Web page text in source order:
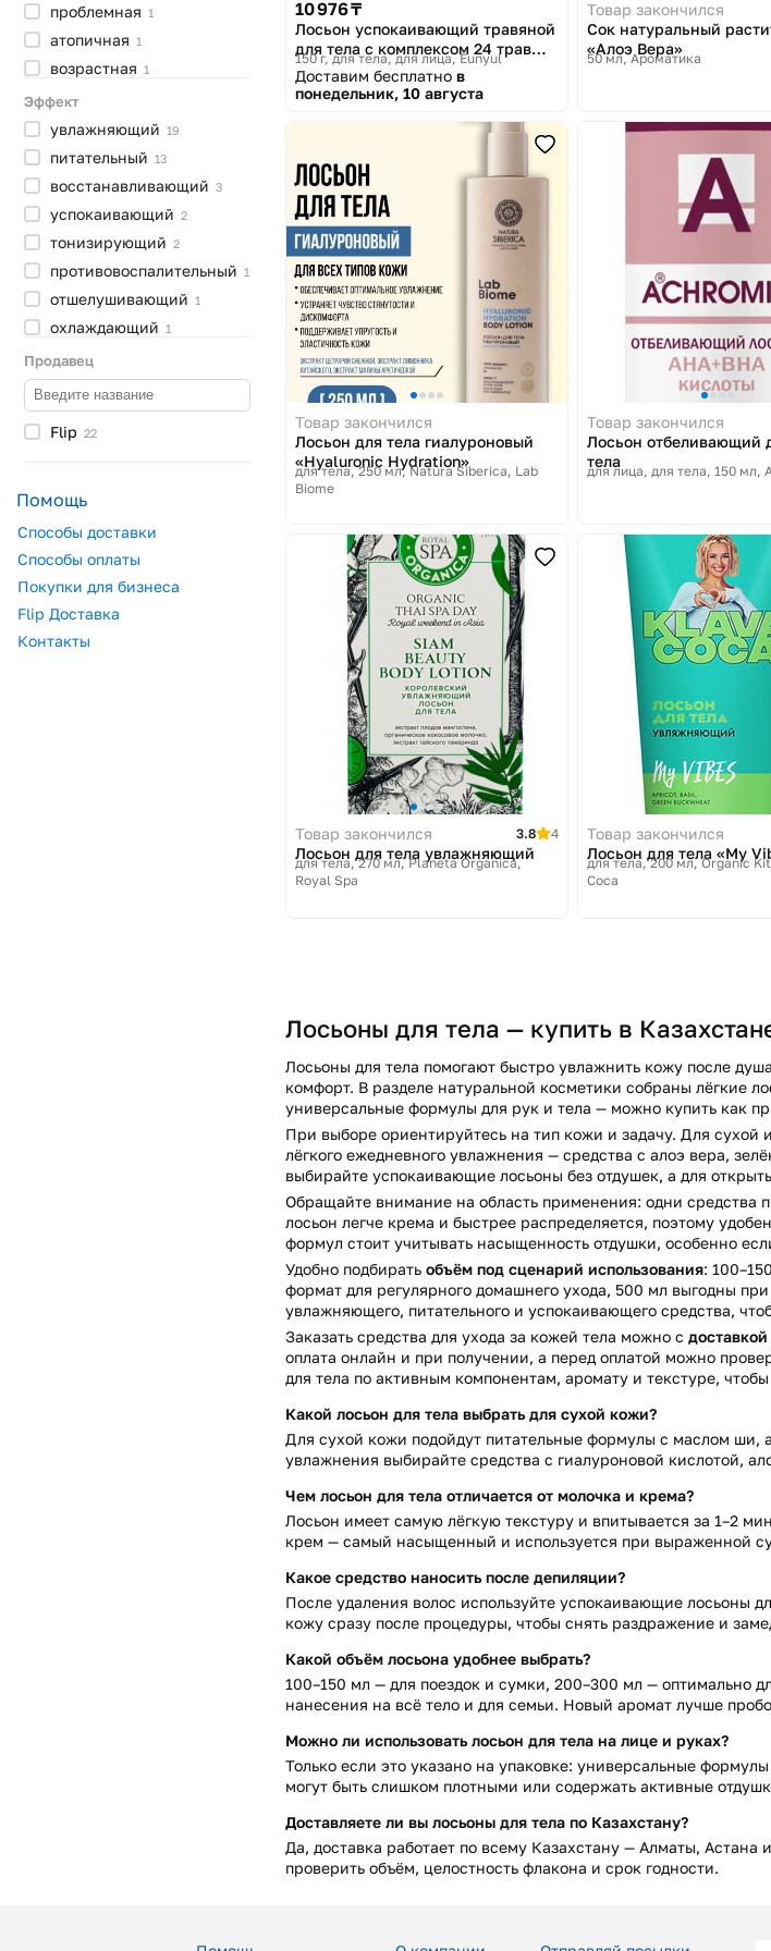
проблемная 1
атопичная 1
возрастная 1
Эффект
увлажняющий 19
питательный 13
восстанавливающий 3
успокаивающий 2
тонизирующий 2
противовоспалительный 1
отшелушивающий 1
охлаждающий 1
отбеливающий
противраздражения1
корректирующий1
Продавец
Flip 22
Помощь
Способы доставки
Способы оплаты
Покупки для бизнеса
Flip Доставка
Контакты
10 976 ₸
Лосьон успокаивающий травяной
для тела с комплексом 24 трав
Eunyul Care Full Herb Soothing
Body Lotion
150 г, для тела, для лица Eunyul
Доставим бесплатно в
понедельник, 10 августа
Товар закончился
Сок натуральный
«Алоэ Вера»
50 мл Ароматика
Товар закончился
Лосьон для тела гиалуроновый
«Hyaluronic Hydration»
для тела, 250 мл Natura Siberica, Lab
Biome
Товар закончился
Лосьон отбеливающий
тела
для лица, для тела, 150 мл
Товар закончился 3.8 4
Лосьон для тела увлажняющий
для тела, 270 мл Planeta Organica,
Royal Spa
Товар закончился
Лосьон для тела «My
для тела, 200 мл Organic
Coca
Лосьоны для тела — купить в
Лосьоны для тела помогают быстро увлажнить кожу после
комфорт. В разделе натуральной косметики собраны лёгкие
универсальные формулы для рук и тела — можно купить как
При выборе ориентируйтесь на тип кожи и задачу. Для
лёгкого ежедневного увлажнения — средства с алоэ вера,
выбирайте успокаивающие лосьоны без отдушек, а для
Обращайте внимание на область применения: одни средства
лосьон легче крема и быстрее распределяется, поэтому
формул стоит учитывать насыщенность отдушки, особенно
Удобно подбирать объём под сценарий использования:
формат для регулярного домашнего ухода, 500 мл выгодны
увлажняющего, питательного и успокаивающего средства,
Заказать средства для ухода за кожей тела можно с
оплата онлайн и при получении, а перед оплатой можно
для тела по активным компонентам, аромату и текстуре,
Какой лосьон для тела выбрать для сухой кожи?
Для сухой кожи подойдут питательные формулы с маслом ши,
увлажнения выбирайте средства с гиалуроновой кислотой,
Чем лосьон для тела отличается от молочка и крема?
Лосьон имеет самую лёгкую текстуру и впитывается за 1–2
крем — самый насыщенный и используется при выраженной
Какое средство наносить после депиляции?
После удаления волос используйте успокаивающие лосьоны
кожу сразу после процедуры, чтобы снять раздражение и
Какой объём лосьона удобнее выбрать?
100–150 мл — для поездок и сумки, 200–300 мл — оптимально
нанесения на всё тело и для семьи. Новый аромат лучше
Можно ли использовать лосьон для тела на лице и руках?
Только если это указано на упаковке: универсальные
могут быть слишком плотными или содержать активные
Доставляете ли вы лосьоны для тела по Казахстану?
Да, доставка работает по всему Казахстану — Алматы,
проверить объём, целостность флакона и срок годности.